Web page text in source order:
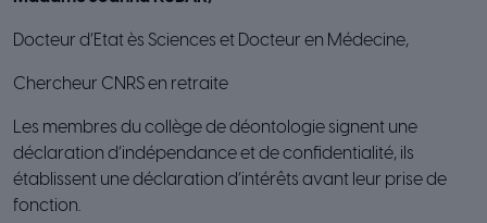
Docteur d’Etat ès Sciences et Docteur en Médecine,
Chercheur CNRS en retraite
Les membres du collège de déontologie signent une
déclaration d’indépendance et de confidentialité, ils
établissent une déclaration d’intérêts avant leur prise de
fonction.